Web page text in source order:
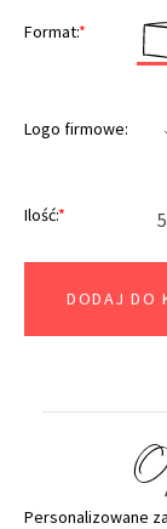
Format:*
Logo firmowe:
Ilość:*
DODAJ DO
Personalizowane